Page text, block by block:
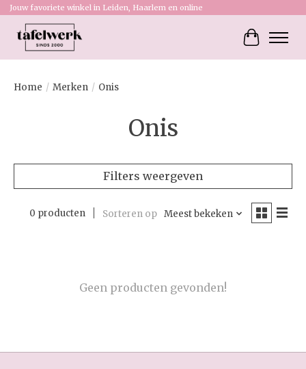
Jouw favoriete winkel in Leiden, Haarlem en online
Home / Merken / Onis
Onis
Filters weergeven
0 producten Sorteren op Meest bekeken
Geen producten gevonden!